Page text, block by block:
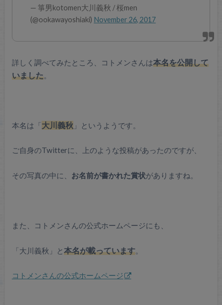
— 箏男kotomen大川義秋 / 桜men
(@ookawayoshiaki) November 26, 2017
詳しく調べてみたところ、コトメンさんは本名を公開して
いました。
本名は「大川義秋 」というようです。
ご自身のTwitterに、上のような投稿があったのですが、
その写真の中に、 お名前が書かれた賞状がありますね。
また、コトメンさんの公式ホームページにも、
「大川義秋」と本名が載っています。
コトメンさんの公式ホームページ